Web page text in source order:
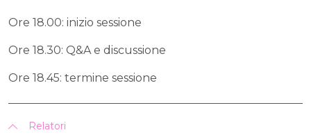
Ore 18.00: inizio sessione
Ore 18.30: Q&A e discussione
Ore 18.45: termine sessione
Relatori